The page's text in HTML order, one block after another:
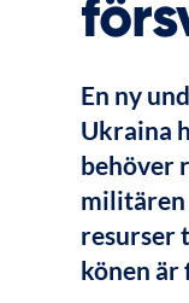
En ny
Ukraina
behöver
militären
resurser
könen är